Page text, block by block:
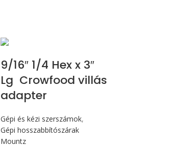
9/16″ 1/4 Hex x 3″
Lg Crowfood villás
adapter
Gépi és kézi szerszámok,
Gépi hosszabbítószárak
Mountz